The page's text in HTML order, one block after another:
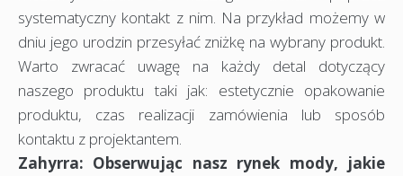
systematyczny kontakt z nim. Na przykład możemy w
dniu jego urodzin przesyłać zniżkę na wybrany produkt.
Warto zwracać uwagę na każdy detal dotyczący
naszego produktu taki jak: estetycznie opakowanie
produktu, czas realizacji zamówienia lub sposób
kontaktu z projektantem.
Zahyrra: Obserwując nasz rynek mody, jakie